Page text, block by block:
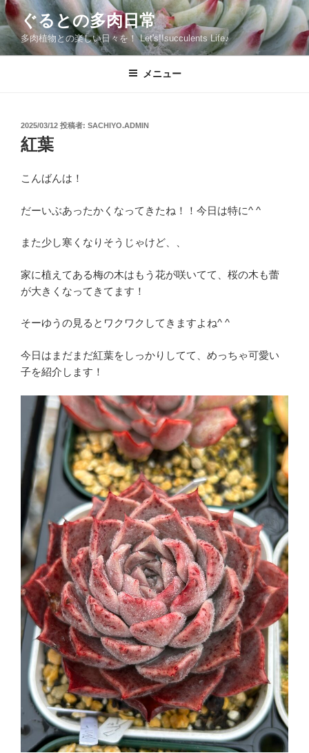
コ
ン
テ
ン
ぐるとの多肉日常
多肉植物との楽しい日々を！ Let's!!succulents Life♪
メニュー
投
稿
日:
2025/03/12 投稿者: SACHIYO.ADMIN
紅葉
こんばんは！
だーいぶあったかくなってきたね！！今日は特に^ ^
また少し寒くなりそうじゃけど、、
家に植えてある梅の木はもう花が咲いてて、桜の木も蕾
が大きくなってきてます！
そーゆうの見るとワクワクしてきますよね^ ^
今日はまだまだ紅葉をしっかりしてて、めっちゃ可愛い
子を紹介します！